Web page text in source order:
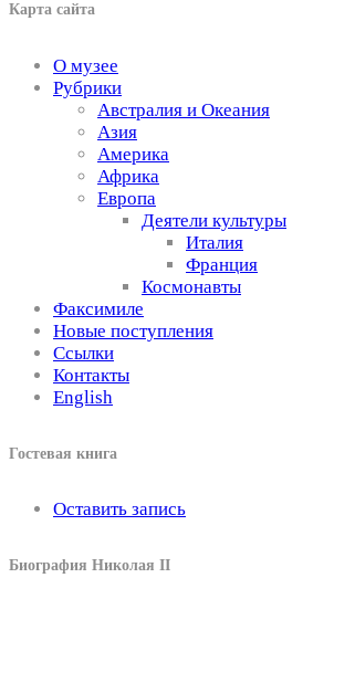
Карта сайта
О музее
Рубрики
Австралия и Океания
Азия
Америка
Африка
Европа
Деятели культуры
Италия
Франция
Космонавты
Факсимиле
Новые поступления
Ссылки
Контакты
English
Гостевая книга
Оставить запись
Биография Николая II